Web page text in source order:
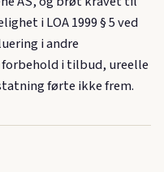
i LOA 1999 § 5 ved
i andre
forbehold i tilbud, ureelle
førte ikke frem.